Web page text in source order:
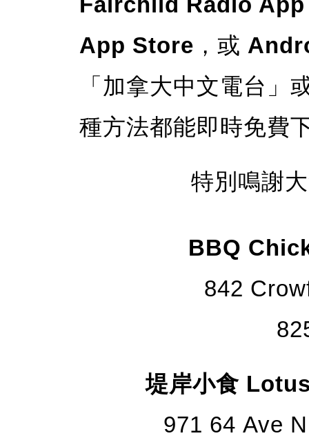
App Store ，或
「加拿大中文電台
種方法都能即時免費
特別鳴謝
BBQ
842
堤岸小食
971 64 Ave